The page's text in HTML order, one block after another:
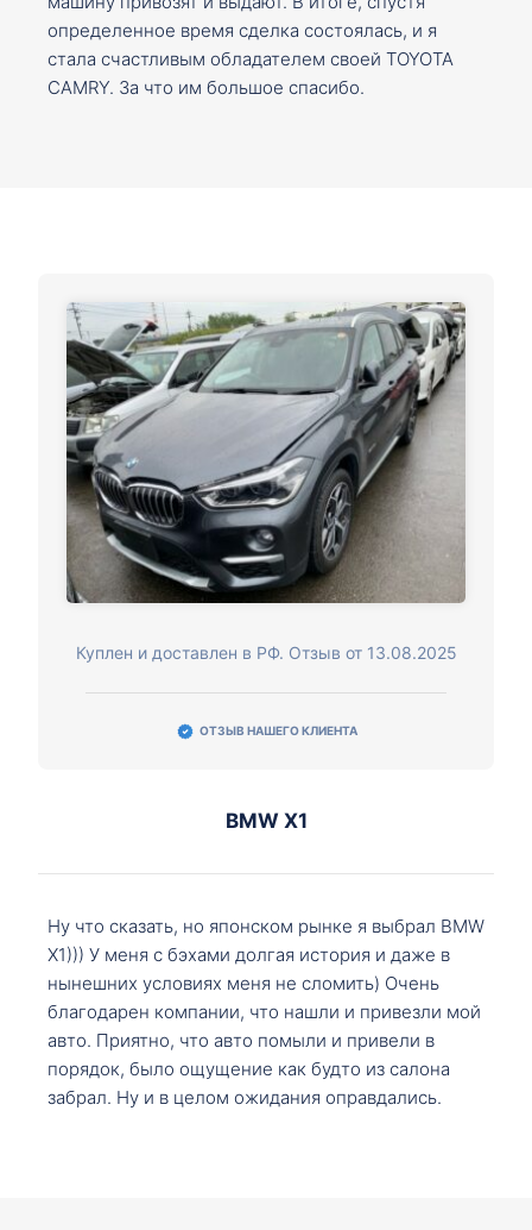
определенное время сделка состоялась, и я
стала счастливым обладателем своей TOYOTA
CAMRY. За что им большое спасибо.
Куплен и доставлен в РФ. Отзыв от 13.08.2025
ОТЗЫВ НАШЕГО КЛИЕНТА
BMW X1
Ну что сказать, но японском рынке я выбрал BMW
X1))) У меня с бэхами долгая история и даже в
нынешних условиях меня не сломить) Очень
благодарен компании, что нашли и привезли мой
авто. Приятно, что авто помыли и привели в
порядок, было ощущение как будто из салона
забрал. Ну и в целом ожидания оправдались.